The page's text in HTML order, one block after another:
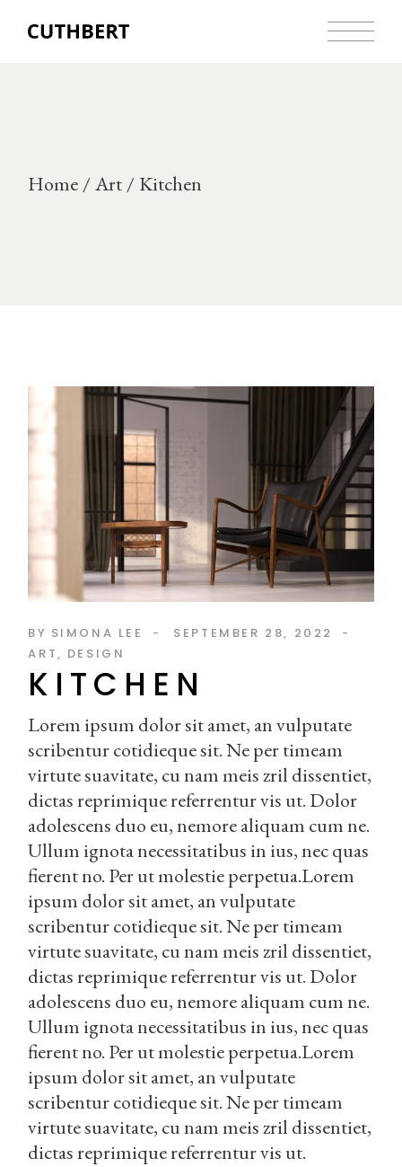
Home Art Kitchen
BY SIMONA LEE
SEPTEMBER 28, 2022
ART
DESIGN
KITCHEN
Lorem ipsum dolor sit amet, an vulputate
scribentur cotidieque sit. Ne per timeam
virtute suavitate, cu nam meis zril dissentiet,
dictas reprimique referrentur vis ut. Dolor
adolescens duo eu, nemore aliquam cum ne.
Ullum ignota necessitatibus in ius, nec quas
fierent no. Per ut molestie perpetua.Lorem
ipsum dolor sit amet, an vulputate
scribentur cotidieque sit. Ne per timeam
virtute suavitate, cu nam meis zril dissentiet,
dictas reprimique referrentur vis ut. Dolor
adolescens duo eu, nemore aliquam cum ne.
Ullum ignota necessitatibus in ius, nec quas
fierent no. Per ut molestie perpetua.Lorem
ipsum dolor sit amet, an vulputate
scribentur cotidieque sit. Ne per timeam
virtute suavitate, cu nam meis zril dissentiet,
dictas reprimique referrentur vis ut.